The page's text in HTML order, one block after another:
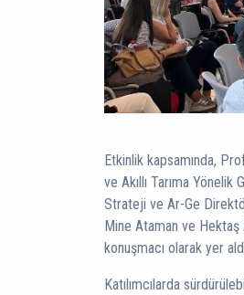
Etkinlik kapsamında,
ve Akıllı Tarıma
Strateji ve Ar-Ge
Mine Ataman ve
konuşmacı olarak yer
Katılımcılarda